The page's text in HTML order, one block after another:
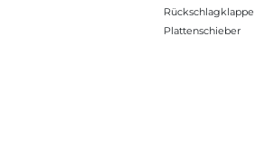
Rückschlagklappe
Plattenschieber